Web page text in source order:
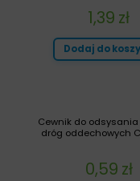
1,39 zł
Dodaj do
Cewnik do
dróg oddechowych
0,59 zł